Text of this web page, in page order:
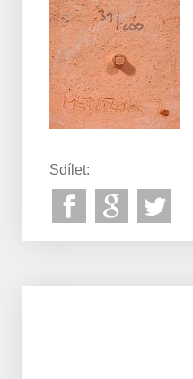
Sdílet: